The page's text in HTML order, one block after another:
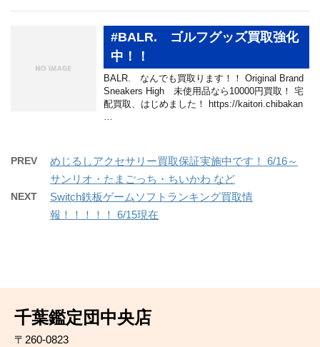
#BALR. ゴルフグッズ買取強化
中！！
BALR. なんでも買取ります！！ Original Brand
Sneakers High 未使用品なら10000円買取！ 宅
配買取、はじめました！ https://kaitori.chibakan
PREV
めじるしアクセサリー買取保証実施中です！ 6/16～
サンリオ・たまごっち・ちいかわ など
NEXT
Switch鉄板ゲームソフトランキング買取情
報！！！！！ 6/15現在
千葉鑑定団中央店
〒260-0823